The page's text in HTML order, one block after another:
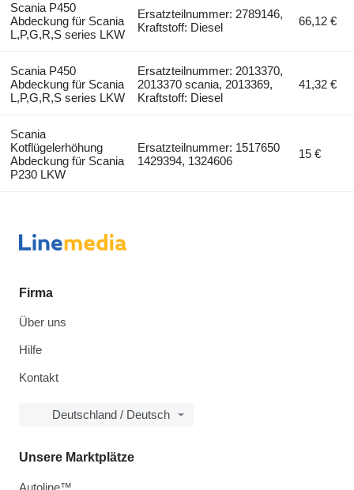
Scania P450
Abdeckung für Scania
L,P,G,R,S series LKW
Ersatzteilnummer: 2789146,
Kraftstoff: Diesel
66,12 €
Scania P450
Abdeckung für Scania
L,P,G,R,S series LKW
Ersatzteilnummer: 2013370,
2013370 scania, 2013369,
Kraftstoff: Diesel
41,32 €
Scania
Kotflügelerhöhung
Abdeckung für Scania
P230 LKW
Ersatzteilnummer: 1517650
1429394, 1324606
15 €
Firma
Über uns
Hilfe
Kontakt
Deutschland / Deutsch
Unsere Marktplätze